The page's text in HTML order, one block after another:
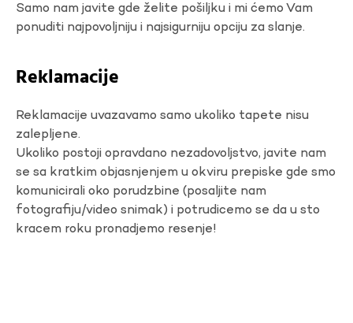
Samo nam javite gde želite pošiljku i mi ćemo Vam
ponuditi najpovoljniju i najsigurniju opciju za slanje.
Reklamacije
Reklamacije uvazavamo samo ukoliko tapete nisu
zalepljene.
Ukoliko postoji opravdano nezadovoljstvo, javite nam
se sa kratkim objasnjenjem u okviru prepiske gde smo
komunicirali oko porudzbine (posaljite nam
fotografiju/video snimak) i potrudicemo se da u sto
kracem roku pronadjemo resenje!